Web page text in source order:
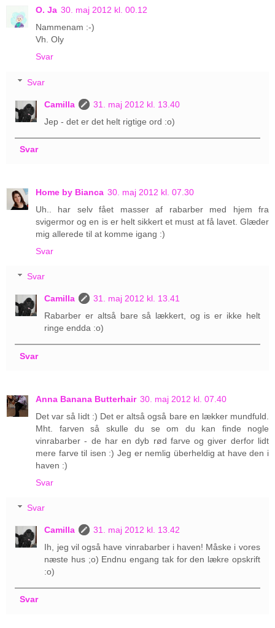
O. Ja 30. maj 2012 kl. 00.12
Nammenam :-)
Vh. Oly
Svar
Svar
Camilla
31. maj 2012 kl. 13.40
Jep - det er det helt rigtige ord :o)
Svar
Home by Bianca 30. maj 2012 kl. 07.30
Uh.. har selv fået masser af rabarber med hjem fra
svigermor og en is er helt sikkert et must at få lavet. Glæder
mig allerede til at komme igang :)
Svar
Svar
Camilla
31. maj 2012 kl. 13.41
Rabarber er altså bare så lækkert, og is er ikke helt
ringe endda :o)
Svar
Anna Banana Butterhair 30. maj 2012 kl. 07.40
Det var så lidt :) Det er altså også bare en lækker mundfuld.
Mht. farven så skulle du se om du kan finde nogle
vinrabarber - de har en dyb rød farve og giver derfor lidt
mere farve til isen :) Jeg er nemlig überheldig at have den i
haven :)
Svar
Svar
Camilla
31. maj 2012 kl. 13.42
Ih, jeg vil også have vinrabarber i haven! Måske i vores
næste hus ;o) Endnu engang tak for den lækre opskrift
:o)
Svar